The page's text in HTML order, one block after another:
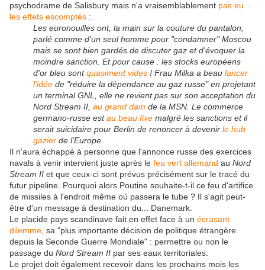
psychodrame de Salisbury mais n'a vraisemblablement pas eu
les effets escomptés :
Les euronouilles ont, la main sur la couture du pantalon,
parlé comme d'un seul homme pour "condamner" Moscou
mais se sont bien gardés de discuter gaz et d'évoquer la
moindre sanction. Et pour cause : les stocks européens
d'or bleu sontquasiment vides ! Frau Milka a beau lancer
l'idée de "réduire la dépendance au gaz russe" en projetant
un terminal GNL, elle ne revient pas sur son acceptation du
Nord Stream II, au grand dam de la MSN. Le commerce
germano-russe estau beau fixe malgré les sanctions et il
serait suicidaire pour Berlin de renoncer à devenir le hub
gazier de l'Europe.
Il n'aura échappé à personne que l'annonce russe des exercices
navals à venir intervient juste après le feu vert allemand au Nord
Stream II et que ceux-ci sont prévus précisément sur le tracé du
futur pipeline. Pourquoi alors Poutine souhaite-t-il ce feu d'artifice
de missiles à l'endroit même où passera le tube ? Il s'agit peut-
être d'un message à destination du... Danemark.
Le placide pays scandinave fait en effet face à un écrasant
dilemme , sa "plus importante décision de politique étrangère
depuis la Seconde Guerre Mondiale" : permettre ou non le
passage du Nord Stream II par ses eaux territoriales.
Le projet doit également recevoir dans les prochains mois les